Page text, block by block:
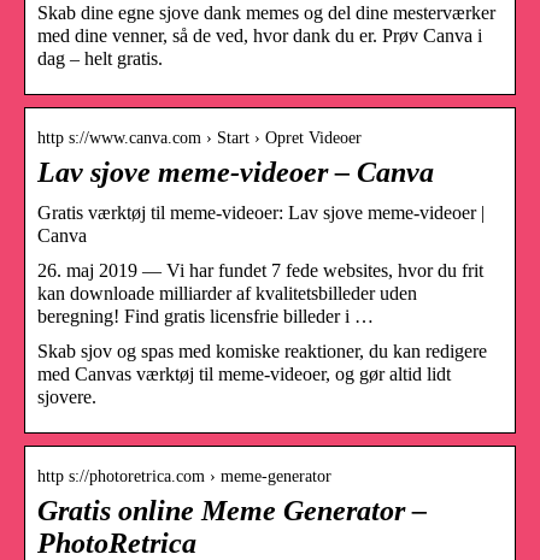
Skab dine egne sjove dank memes og del dine mesterværker
med dine venner, så de ved, hvor dank du er. Prøv Canva i
dag – helt gratis.
http s://www.canva.com › Start › Opret Videoer
Lav sjove meme-videoer – Canva
Gratis værktøj til meme-videoer: Lav sjove meme-videoer |
Canva
26. maj 2019 — Vi har fundet 7 fede websites, hvor du frit
kan downloade milliarder af kvalitetsbilleder uden
beregning! Find gratis licensfrie billeder i …
Skab sjov og spas med komiske reaktioner, du kan redigere
med Canvas værktøj til meme-videoer, og gør altid lidt
sjovere.
http s://photoretrica.com › meme-generator
Gratis online Meme Generator –
PhotoRetrica